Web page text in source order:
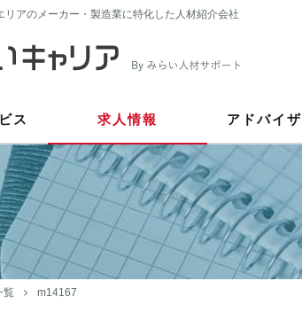
リアのメーカー・製造業に特化した人材紹介会社
ス 求人情報 アドバイ
覧 m14167